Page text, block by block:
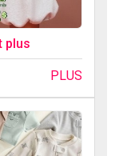
plus
PLUS